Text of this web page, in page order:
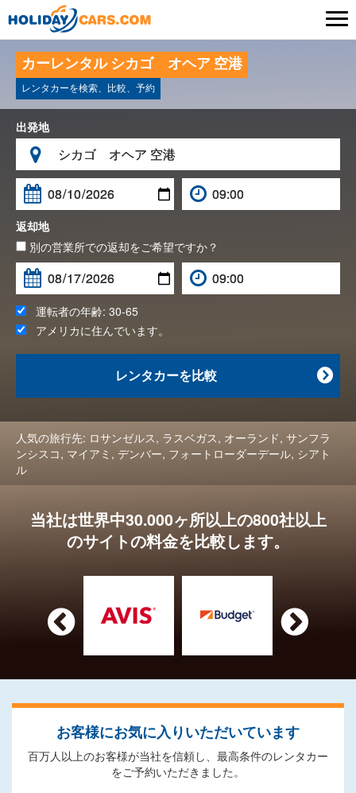
カーレンタル シカゴ オヘア 空港
レンタカーを検索、比較、予約
出発地


返却地
別の営業所での返却をご希望ですか？
運転者の年齢: 30-65
アメリカに住んでいます。

レンタカーを比較
人気の旅行先: ロサンゼルス, ラスベガス, オーランド, サンフラ
ンシスコ, マイアミ , デンバー, フォートローダーデール, シアト
ル
当社は世界中30.000ヶ所以上の800社以上
のサイトの料金を比較します。
 
お客様にお気に入りいただいています
百万人以上のお客様が当社を信頼し、最高条件のレンタカー
をご予約いただきました。